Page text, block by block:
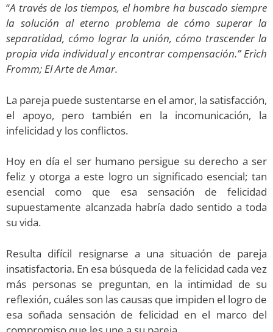
“A través de los tiempos, el hombre ha buscado siempre
la solución al eterno problema de cómo superar la
separatidad, cómo lograr la unión, cómo trascender la
propia vida individual y encontrar compensación.” Erich
Fromm; El Arte de Amar.
La pareja puede sustentarse en el amor, la satisfacción,
el apoyo, pero también en la incomunicación, la
infelicidad y los conflictos.
Hoy en día el ser humano persigue su derecho a ser
feliz y otorga a este logro un significado esencial; tan
esencial como que esa sensación de felicidad
supuestamente alcanzada habría dado sentido a toda
su vida.
Resulta difícil resignarse a una situación de pareja
insatisfactoria. En esa búsqueda de la felicidad cada vez
más personas se preguntan, en la intimidad de su
reflexión, cuáles son las causas que impiden el logro de
esa soñada sensación de felicidad en el marco del